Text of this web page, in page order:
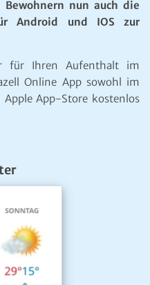
nun auch die
Android und IOS zur
für Ihren Aufenthalt im
Online App sowohl im
Apple App-Store kostenlos